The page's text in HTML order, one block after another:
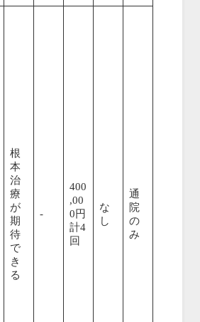
根
本
治
療
が
期
待
で
き
る
-
400
,00
0円
計4
回
な
し
通
院
の
み